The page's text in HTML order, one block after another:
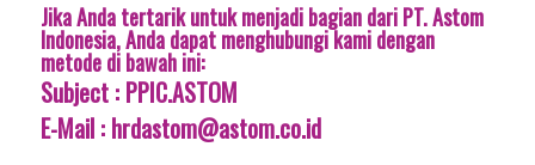
Jika Anda tertarik untuk menjadi bagian dari PT. Astom
Indonesia, Anda dapat menghubungi kami dengan
metode di bawah ini:
Subject : PPIC.ASTOM
E-Mail : hrdastom@astom.co.id